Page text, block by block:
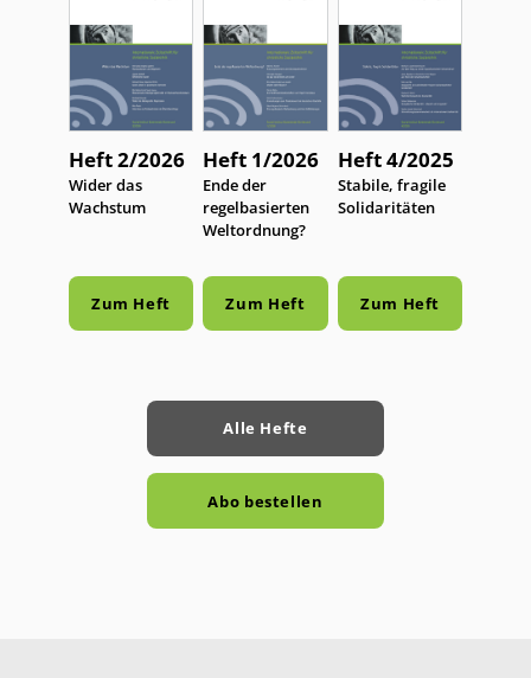
Heft 2/2026
:
Wider das
Wachstum
Zum Heft
Heft 1/2026
:
Ende der
regelbasierten
Weltordnung?
Zum Heft
Heft 4/2025
:
Stabile, fragile
Solidaritäten
Zum Heft
Alle Hefte
Abo bestellen